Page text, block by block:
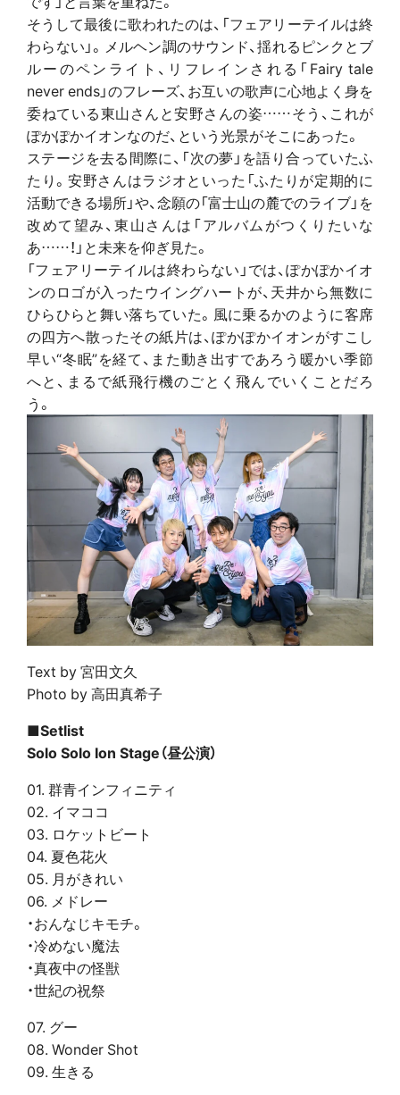
そうして最後に歌われたのは、「フェアリーテイルは終
わらない」。メルヘン調のサウンド、揺れるピンクとブ
ルーのペンライト、リフレインされる「Fairy tale
never ends」のフレーズ、お互いの歌声に心地よく身を
委ねている東山さんと安野さんの姿……そう、これが
ぽかぽかイオンなのだ、という光景がそこにあった。
ステージを去る間際に、「次の夢」を語り合っていたふ
たり。安野さんはラジオといった「ふたりが定期的に
活動できる場所」や、念願の「富士山の麓でのライブ」を
改めて望み、東山さんは「アルバムがつくりたいな
あ……！」と未来を仰ぎ見た。
「フェアリーテイルは終わらない」では、ぽかぽかイオ
ンのロゴが入ったウイングハートが、天井から無数に
ひらひらと舞い落ちていた。風に乗るかのように客席
の四方へ散ったその紙片は、ぽかぽかイオンがすこし
早い“冬眠”を経て、また動き出すであろう暖かい季節
へと、まるで紙飛行機のごとく飛んでいくことだろ
う。
Text by 宮田文久
Photo by 高田真希子
■Setlist
Solo Solo Ion Stage（昼公演）
01. 群青インフィニティ
02. イマココ
03. ロケットビート
04. 夏色花火
05. 月がきれい
06. メドレー
・おんなじキモチ。
・冷めない魔法
・真夜中の怪獣
・世紀の祝祭
07. グー
08. Wonder Shot
09. 生きる